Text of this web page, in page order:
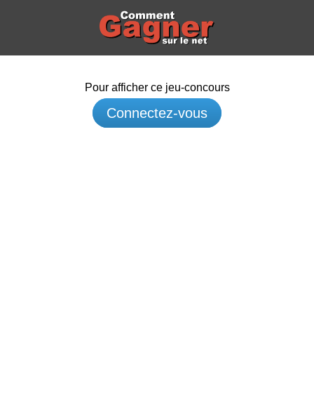
Pour afficher ce jeu-concours
Connectez-vous